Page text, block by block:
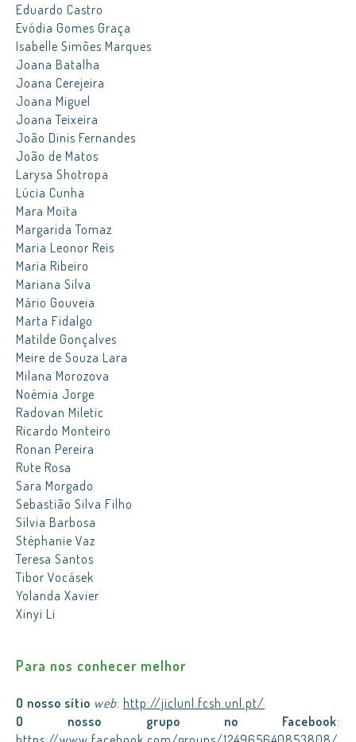
Eduardo Castro
Evódia Gomes Graça
Isabelle Simões Marques
Joana Batalha
Joana Cerejeira
Joana Miguel
Joana Teixeira
João Dinis Fernandes
João de Matos
Larysa Shotropa
Lúcia Cunha
Mara Moita
Margarida Tomaz
Maria Leonor Reis
Maria Ribeiro
Mariana Silva
Mário Gouveia
Marta Fidalgo
Matilde Gonçalves
Meire de Souza Lara
Milana Morozova
Noémia Jorge
Radovan Miletic
Ricardo Monteiro
Ronan Pereira
Rute Rosa
Sara Morgado
Sebastião Silva Filho
Sílvia Barbosa
Stéphanie Vaz
Teresa Santos
Tibor Vocásek
Yolanda Xavier
Xinyi Li
Para nos conhecer melhor
O nosso sítio web: http://jiclunl.fcsh.unl.pt/
O nosso grupo no Facebook: